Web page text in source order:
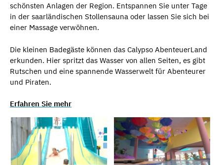
schönsten Anlagen der Region. Entspannen Sie unter Tage
in der saarländischen Stollensauna oder lassen Sie sich bei
einer Massage verwöhnen.
Die kleinen Badegäste können das Calypso AbenteuerLand
erkunden. Hier spritzt das Wasser von allen Seiten, es gibt
Rutschen und eine spannende Wasserwelt für Abenteurer
und Piraten.
Erfahren Sie mehr